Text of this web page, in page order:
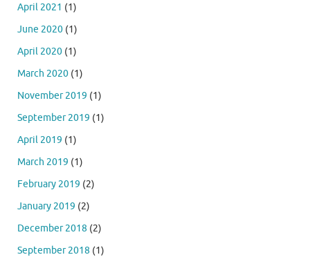
April 2021 (1)
June 2020 (1)
April 2020 (1)
March 2020 (1)
November 2019 (1)
September 2019 (1)
April 2019 (1)
March 2019 (1)
February 2019 (2)
January 2019 (2)
December 2018 (2)
September 2018 (1)